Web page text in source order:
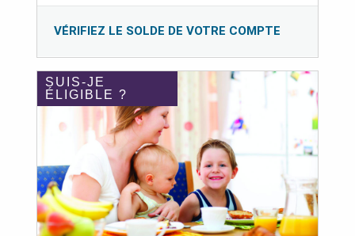
VÉRIFIEZ LE SOLDE DE VOTRE COMPTE
SUIS-JE
ÉLIGIBLE ?